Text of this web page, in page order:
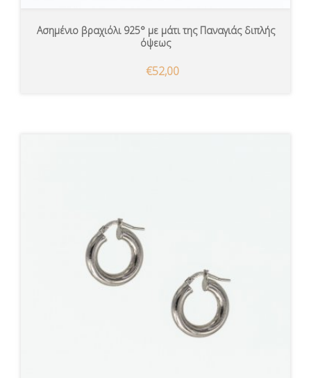
Ασημένιο βραχιόλι 925° με μάτι της Παναγιάς διπλής
όψεως
€52,00